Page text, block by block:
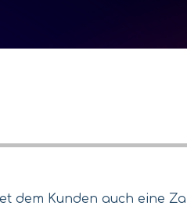
dem Kunden auch eine